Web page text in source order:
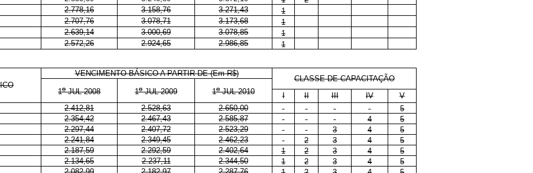
2.778,16 3.158,76 3.271,43
1
2.707,76 3.078,71 3.173,68
1
2.639,14 3.000,69 3.078,85
1
2.572,26 2.924,65 2.986,85 1
VENCIMENTO BÁSICO A PARTIR DE (Em R$)
CLASSE DE CAPACITAÇÃO
1oJUL 2008 1oJUL 2009 1oJUL 2010 I II III IV
V
2.412,81 2.528,63 2.650,00
5
2.354,42 2.467,43 2.585,87 4
5
2.297,44 2.407,72 2.523,29 3 4
5
2.241,84 2.349,45 2.462,23 2 3 4
5
2.187,59 2.292,59 2.402,64 1 2 3 4
5
2.134,65 2.237,11 2.344,50 1 2 3 4
5